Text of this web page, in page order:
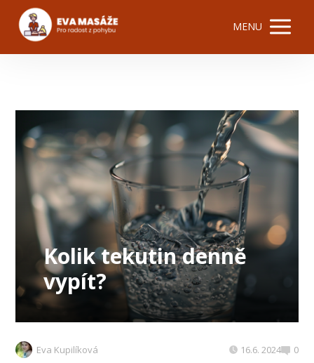
MENU
Kolik tekutin denně
vypít?
Eva Kupilíková 16.6. 2024 0